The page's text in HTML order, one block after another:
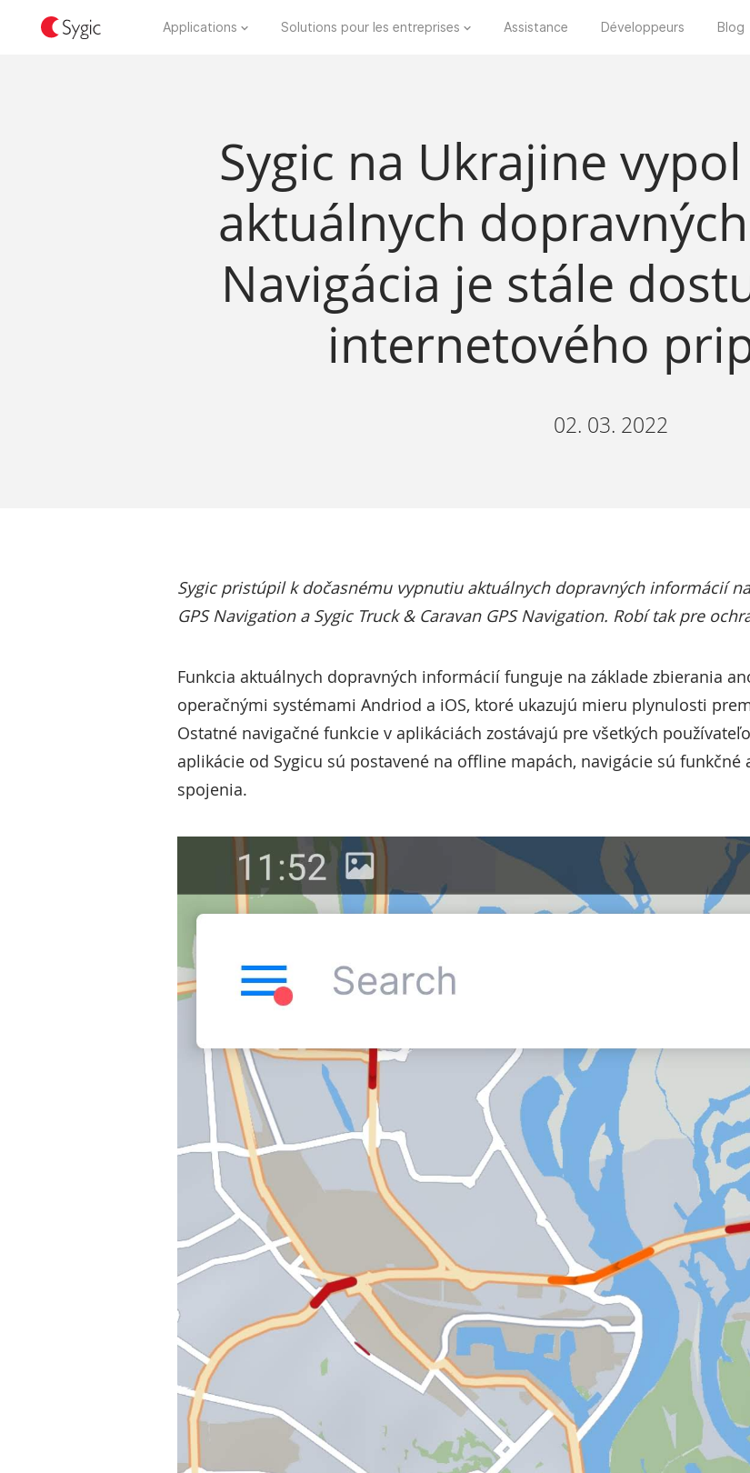
Applications Solutions pour les entreprises Assistance Développeurs Blog
Sygic na Ukrajine
aktuálnych
Navigácia je stále
internetového
02. 03. 2022
Sygic pristúpil k dočasnému vypnutiu aktuálnych dopravných informácií
GPS Navigation a Sygic Truck & Caravan GPS Navigation. Robí tak pre
Funkcia aktuálnych dopravných informácií funguje na základe zbierania
operačnými systémami Andriod a iOS, ktoré ukazujú mieru plynulosti
Ostatné navigačné funkcie v aplikáciách zostávajú pre všetkých
aplikácie od Sygicu sú postavené na offline mapách, navigácie sú
spojenia.